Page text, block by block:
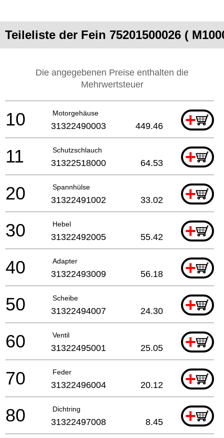
Teileliste der Fein 75201500026 (
Die angegebenen Preise enthalten die
Mehrwertsteuer
Motorgehäuse +
10 31322490003 449.46
Schutzschlauch +
11 31322518000 64.53
Spannhülse +
20 31322491002 33.02
Hebel +
30 31322492005 55.42
Adapter +
40 31322493009 56.18
Scheibe +
50 31322494007 24.30
Ventil +
60 31322495001 25.05
Feder +
70 31322496004 20.12
Dichtring +
80 31322497008 8.45